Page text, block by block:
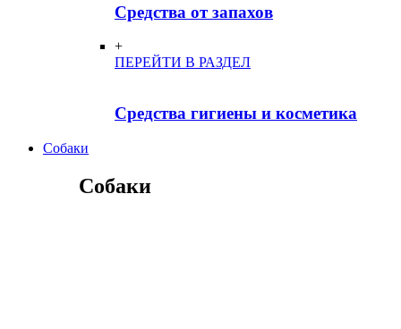
Средства от запахов
+
ПЕРЕЙТИ В РАЗДЕЛ
Средства гигиены и косметика
Собаки
Собаки